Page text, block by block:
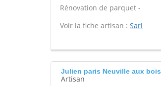
Rénovation de parquet -
Voir la fiche artisan : Sarl
Julien paris Neuville aux bois
Artisan